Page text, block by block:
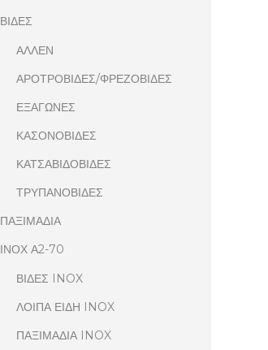
ΒΙΔΕΣ
ΑΛΛΕΝ
ΑΡΟΤΡΟΒΙΔΕΣ/ΦΡΕΖΟΒΙΔΕΣ
ΕΞΑΓΩΝΕΣ
ΚΑΣΟΝΟΒΙΔΕΣ
ΚΑΤΣΑΒΙΔΟΒΙΔΕΣ
ΤΡΥΠΑΝΟΒΙΔΕΣ
ΠΑΞΙΜΑΔΙΑ
ΙΝΟΧ Α2-70
ΒΙΔΕΣ INOX
ΛΟΙΠΑ ΕΙΔΗ INOX
ΠΑΞΙΜΑΔΙΑ INOX